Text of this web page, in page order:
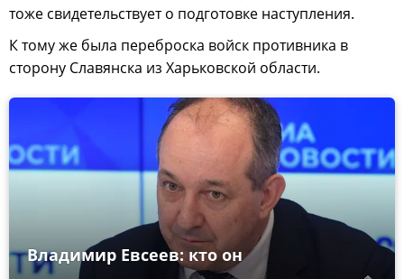
тоже свидетельствует о подготовке наступления.
К тому же была переброска войск противника в
сторону Славянска из Харьковской области.
Владимир Евсеев: кто он